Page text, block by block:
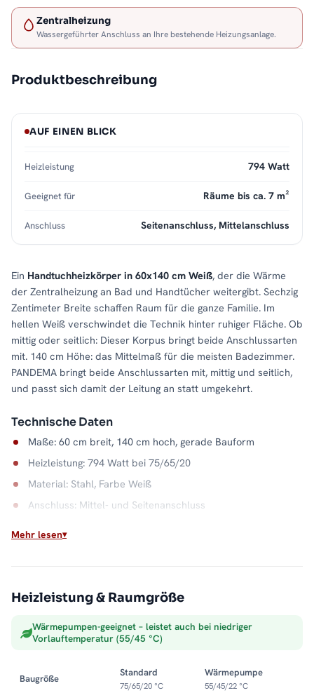
Zentralheizung
Wassergeführter Anschluss an Ihre bestehende Heizungsanlage.
Produktbeschreibung
Ein Handtuchheizkörper in 60x140 cm Weiß, der die Wärme
der Zentralheizung an Bad und Handtücher weitergibt. Sechzig
Zentimeter Breite schaffen Raum für die ganze Familie. Im
hellen Weiß verschwindet die Technik hinter ruhiger Fläche. Ob
mittig oder seitlich: Dieser Korpus bringt beide Anschlussarten
mit. 140 cm Höhe: das Mittelmaß für die meisten Badezimmer.
PANDEMA bringt beide Anschlussarten mit, mittig und seitlich,
und passt sich damit der Leitung an statt umgekehrt.
Technische Daten
Maße: 60 cm breit, 140 cm hoch, gerade Bauform
Heizleistung: 794 Watt bei 75/65/20
Material: Stahl, Farbe Weiß
Anschluss: Mittel- und Seitenanschluss
Direkt an der Zentralheizung angeschlossen, macht der
behagliches Bad. Die doppelte Anschlussoption erleichtert
finden Sie in der Kategorie
AUF EINEN BLICK
Heizleistung 794 Watt
Geeignet für Räume bis ca. 7 m²
Anschluss Seitenanschluss, Mittelanschluss
Mehr lesen
Heizleistung & Raumgröße
Wärmepumpen-geeignet – leistet auch bei niedriger
Vorlauftemperatur (55/45 °C)
Baugröße
Standard
75/65/20 °C
Wärmepumpe
55/45/22 °C